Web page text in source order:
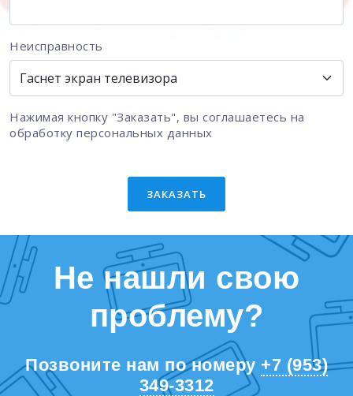
Неисправность
Нажимая кнопку "Заказать", вы соглашаетесь на
обработку персональных данных
ЗАКАЗАТЬ
Не нашли свою
проблему?
Позвоните нам по номеру +7 (953)
349-3312